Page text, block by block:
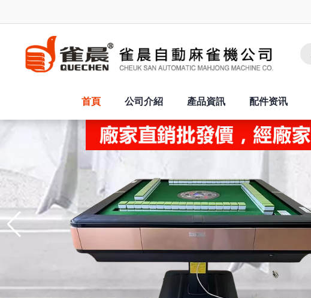
首頁 公司介紹 產品資訊 配件资讯